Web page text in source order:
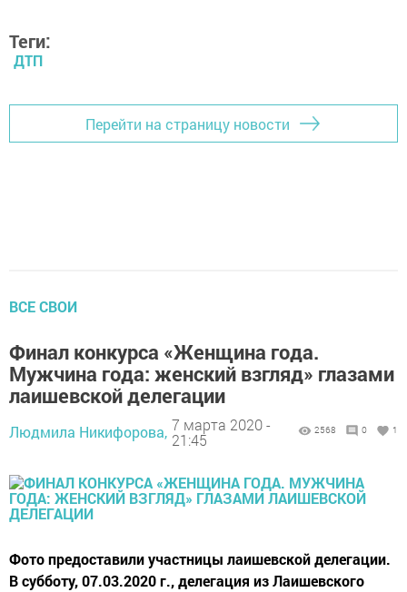
Теги:
ДТП
Перейти на страницу новости
ВСЕ СВОИ
Финал конкурса «Женщина года.
Мужчина года: женский взгляд» глазами
лаишевской делегации
Людмила Никифорова, 7 марта 2020 -
21:45
2568 0 1
Фото предоставили участницы лаишевской делегации.
В субботу, 07.03.2020 г., делегация из Лаишевского